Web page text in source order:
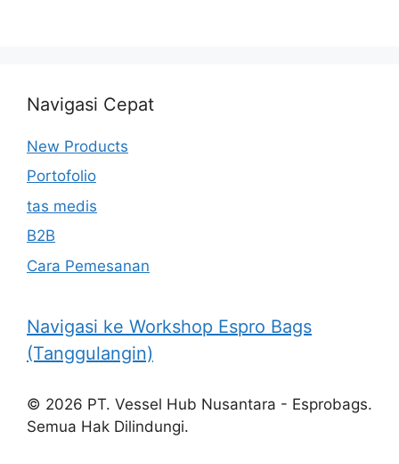
Navigasi Cepat
New Products
Portofolio
tas medis
B2B
Cara Pemesanan
Navigasi ke Workshop Espro Bags
(Tanggulangin)
© 2026 PT. Vessel Hub Nusantara - Esprobags.
Semua Hak Dilindungi.